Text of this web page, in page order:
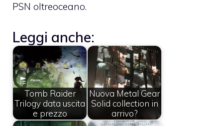
PSN oltreoceano.
Leggi anche:
Tomb Raider
Trilogy data uscita
e prezzo
Nuova Metal Gear
Solid collection in
arrivo?